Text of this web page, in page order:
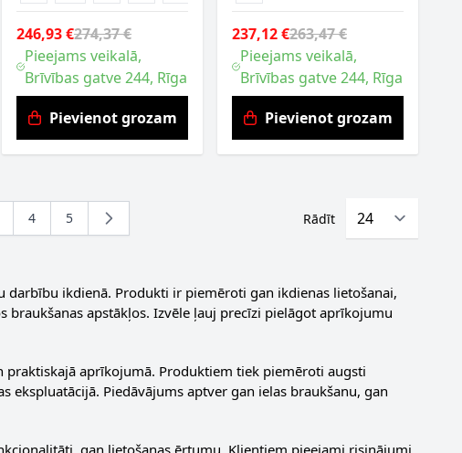
246,93 €274,37 €
Pieejams veikalā,
Brīvības gatve 244, Rīga
Pievienot grozam
237,12 €263,47 €
Pieejams veikalā,
Brīvības gatve 244, Rīga
Pievienot grozam
reading page
Lapa
4 Lapa
5 Rādīt
darbību ikdienā. Produkti ir piemēroti gan ikdienas lietošanai,
apstākļos. Izvēle ļauj precīzi pielāgot aprīkojumu
praktiskajā aprīkojumā. Produktiem tiek piemēroti augsti
Piedāvājums aptver gan ielas braukšanu, gan
gan lietošanas ērtumu. Klientiem pieejami risinājumi